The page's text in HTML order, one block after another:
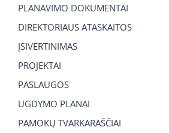
PLANAVIMO DOKUMENTAI
DIREKTORIAUS ATASKAITOS
ĮSIVERTINIMAS
PROJEKTAI
PASLAUGOS
UGDYMO PLANAI
PAMOKŲ TVARKARAŠČIAI